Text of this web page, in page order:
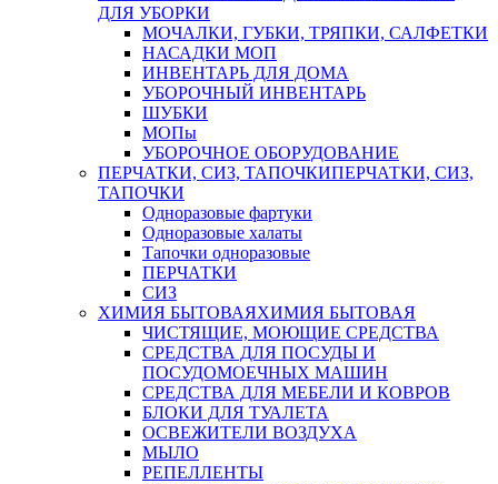
ДЛЯ УБОРКИ
МОЧАЛКИ, ГУБКИ, ТРЯПКИ, САЛФЕТКИ
НАСАДКИ МОП
ИНВЕНТАРЬ ДЛЯ ДОМА
УБОРОЧНЫЙ ИНВЕНТАРЬ
ШУБКИ
МОПы
УБОРОЧНОЕ ОБОРУДОВАНИЕ
ПЕРЧАТКИ, СИЗ, ТАПОЧКИПЕРЧАТКИ, СИЗ,
ТАПОЧКИ
Одноразовые фартуки
Одноразовые халаты
Тапочки одноразовые
ПЕРЧАТКИ
СИЗ
ХИМИЯ БЫТОВАЯХИМИЯ БЫТОВАЯ
ЧИСТЯЩИЕ, МОЮЩИЕ СРЕДСТВА
СРЕДСТВА ДЛЯ ПОСУДЫ И
ПОСУДОМОЕЧНЫХ МАШИН
СРЕДСТВА ДЛЯ МЕБЕЛИ И КОВРОВ
БЛОКИ ДЛЯ ТУАЛЕТА
ОСВЕЖИТЕЛИ ВОЗДУХА
МЫЛО
РЕПЕЛЛЕНТЫ